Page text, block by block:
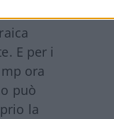
E per i
ora
può
la